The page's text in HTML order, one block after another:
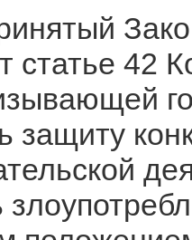
статье 42
защиту